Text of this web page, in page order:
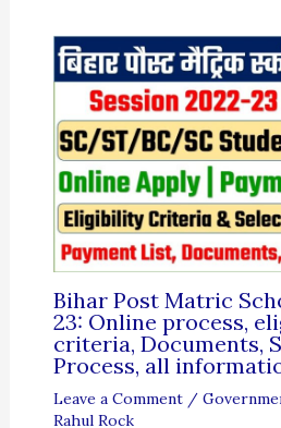
Bihar Post Matric
23: Online process,
criteria, Documents,
Process, all
Leave a Comment /
Rahul Rock